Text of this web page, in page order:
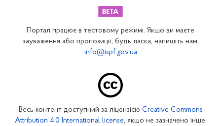
Закарпатське відділення
Запорізьке відділення
Кіровоградське відділення
Портал працює в тестовому режимі. Якщо ви маєте
зауваження або пропозиції, будь ласка, напишіть нам:
info@ispf.gov.ua
Весь контент доступний за ліцензією Creative Commons
Attribution 4.0 International license, якщо не зазначено інше.